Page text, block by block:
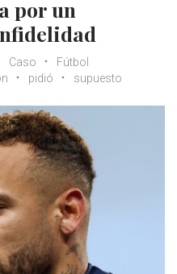
por un
Caso
Fútbol
pidió supuesto